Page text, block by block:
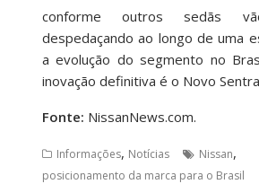
conforme outros sedãs
despedaçando ao longo de uma
a evolução do segmento no
inovação definitiva é o Novo
Fonte: NissanNews.com.
Informações, Notícias Nissan,
posicionamento da marca para o Brasil